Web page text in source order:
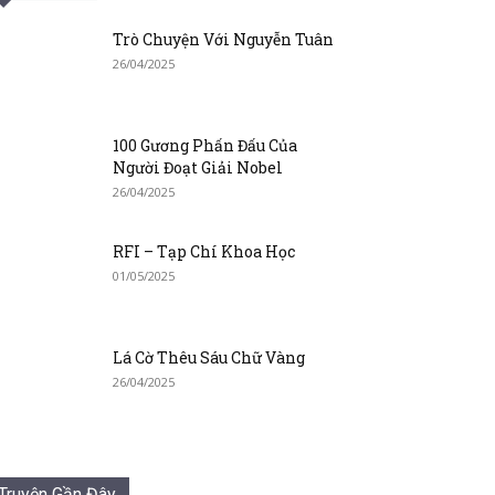
Trò Chuyện Với Nguyễn Tuân
26/04/2025
100 Gương Phấn Đấu Của
Người Đoạt Giải Nobel
26/04/2025
RFI – Tạp Chí Khoa Học
01/05/2025
Lá Cờ Thêu Sáu Chữ Vàng
26/04/2025